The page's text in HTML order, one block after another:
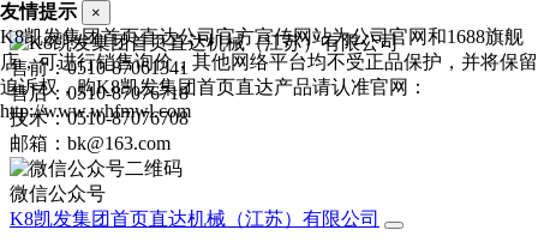
售前：0510-87061341
售后：0510-87076718
技术：0510-87076708
邮箱：bk@163.com
微信公众号
K8凯发集团首页直达机械（江苏）有限公司
友情提示 ×
K8凯发集团首页直达公司官方宣传网站为公司官网和1688旗舰
店，可进行销售询价，其他网络平台均不受正品保护，并将保留
追诉权，购K8凯发集团首页直达产品请认准官网：
http://www.whfmwl.com